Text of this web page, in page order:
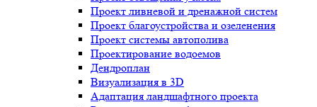
Проект ливневой и дренажной систем
Проект благоустройства и озеленения
Проект системы автополива
Проектирование водоемов
Дендроплан
Визуализация в 3D
Адаптация ландшафтного проекта